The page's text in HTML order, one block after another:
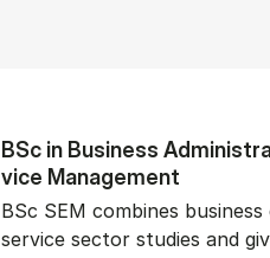
BSc in Busi­ness
vice Man­age­ment
BSc SEM combines
service sector studies and